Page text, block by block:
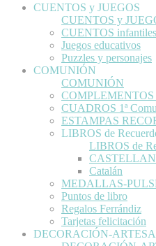
CUENTOS y JUEGOS
CUENTOS y
CUENTOS infantiles
Juegos educativos
Puzzles y personajes
COMUNIÓN
COMUNIÓN
COMPLEMENTOS
CUADROS 1ª
ESTAMPAS
LIBROS de
LIBROS de
Catalán
MEDALLAS-
Puntos de libro
Regalos Ferrándiz
Tarjetas felicitación
DECORACIÓN-